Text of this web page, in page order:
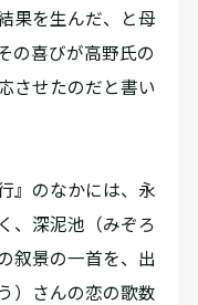
果を生んだ、と母
の喜びが高野氏の
させたのだと書い
』のなかには、永
、深泥池（みぞろ
叙景の一首を、出
）さんの恋の歌数